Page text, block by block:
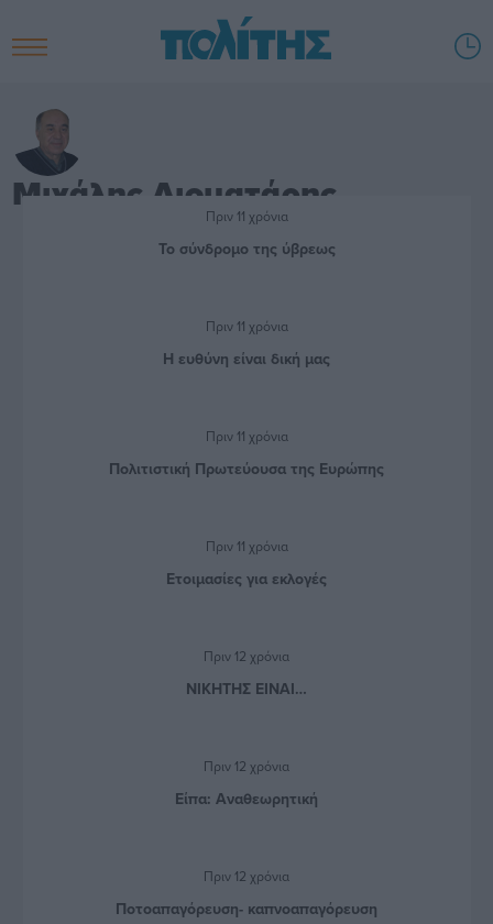
Μιχάλης Διοματάρης
Πριν 11 χρόνια
Το σύνδρομο της ύβρεως
Πριν 11 χρόνια
Η ευθύνη είναι δική μας
Πριν 11 χρόνια
Πολιτιστική Πρωτεύουσα της Ευρώπης
Πριν 11 χρόνια
Ετοιμασίες για εκλογές
Πριν 12 χρόνια
ΝΙΚΗΤΗΣ ΕΙΝΑΙ…
Πριν 12 χρόνια
Είπα: Αναθεωρητική
Πριν 12 χρόνια
Ποτοαπαγόρευση- καπνοαπαγόρευση